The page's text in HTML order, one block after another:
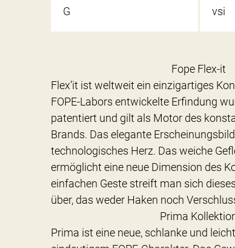
G vsi
Fope Flex-it
Flex’it ist weltweit ein einzigartiges
FOPE-Labors entwickelte Erfindung
patentiert und gilt als Motor des
Brands. Das elegante
technologisches Herz. Das weiche
ermöglicht eine neue Dimension des
einfachen Geste streift man sich
über, das weder Haken noch
Prima
Prima ist eine neue, schlanke und